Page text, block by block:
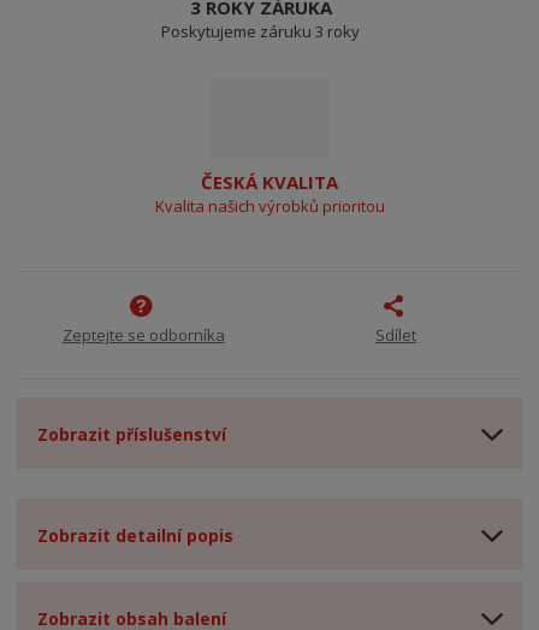
3 ROKY ZÁRUKA
Poskytujeme záruku 3 roky
ČESKÁ KVALITA
Kvalita našich výrobků prioritou
Zeptejte se odborníka Sdílet
Zobrazit příslušenství
Zobrazit detailní popis
Zobrazit obsah balení